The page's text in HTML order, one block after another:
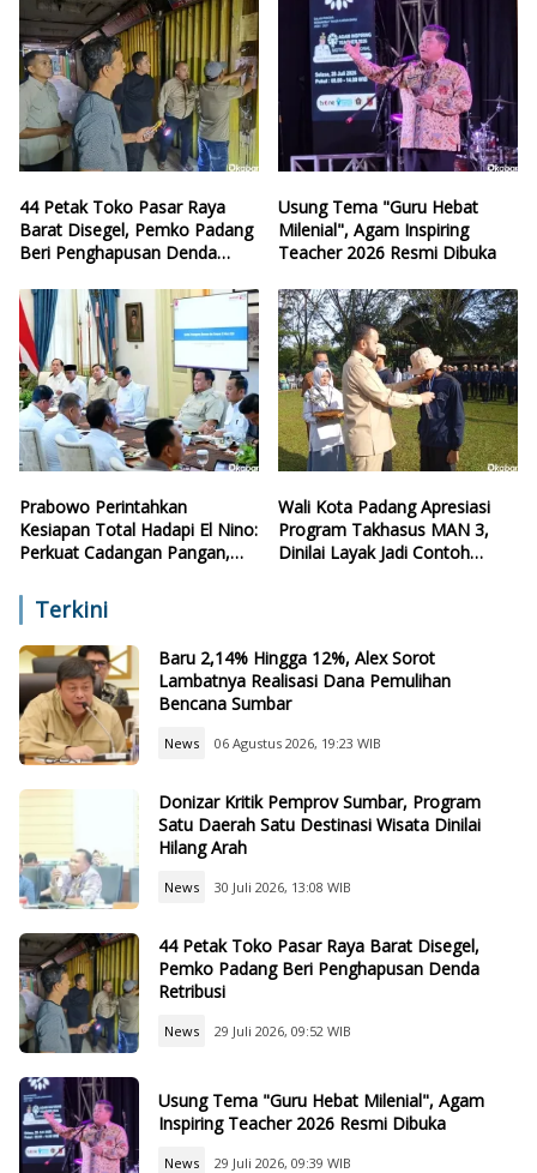
44 Petak Toko Pasar Raya
Barat Disegel, Pemko Padang
Beri Penghapusan Denda
Usung Tema "Guru Hebat
Milenial", Agam Inspiring
Teacher 2026 Resmi Dibuka
Prabowo Perintahkan
Kesiapan Total Hadapi El Nino:
Perkuat Cadangan Pangan,
Wali Kota Padang Apresiasi
Program Takhasus MAN 3,
Dinilai Layak Jadi Contoh
Terkini
Baru 2,14% Hingga 12%, Alex Sorot
Lambatnya Realisasi Dana Pemulihan
Bencana Sumbar
News 06 Agustus 2026, 19:23 WIB
Donizar Kritik Pemprov Sumbar, Program
Satu Daerah Satu Destinasi Wisata Dinilai
Hilang Arah
News 30 Juli 2026, 13:08 WIB
44 Petak Toko Pasar Raya Barat Disegel,
Pemko Padang Beri Penghapusan Denda
Retribusi
News 29 Juli 2026, 09:52 WIB
Usung Tema "Guru Hebat Milenial", Agam
Inspiring Teacher 2026 Resmi Dibuka
News 29 Juli 2026, 09:39 WIB